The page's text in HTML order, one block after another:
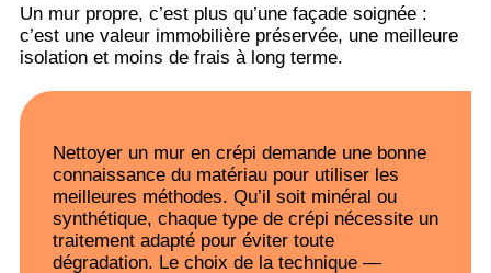
Un mur propre, c’est plus qu’une façade soignée :
c’est une valeur immobilière préservée, une meilleure
isolation et moins de frais à long terme.
Nettoyer un mur en crépi demande une bonne
connaissance du matériau pour utiliser les
meilleures méthodes. Qu’il soit minéral ou
synthétique, chaque type de crépi nécessite un
traitement adapté pour éviter toute
dégradation. Le choix de la technique —